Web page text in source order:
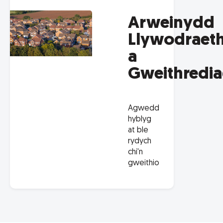
Arweinydd
a
Agwedd
hyblyg
at ble
rydych
chi'n
gweithio